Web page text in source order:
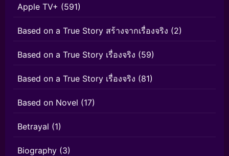
Apple TV+ (591)
Based on a True Story สร้างจากเรื่องจริง (2)
Based on a True Story เรื่องจริง (59)
Based on a True Story เรื่องจริง (81)
Based on Novel (17)
Betrayal (1)
Biography (3)